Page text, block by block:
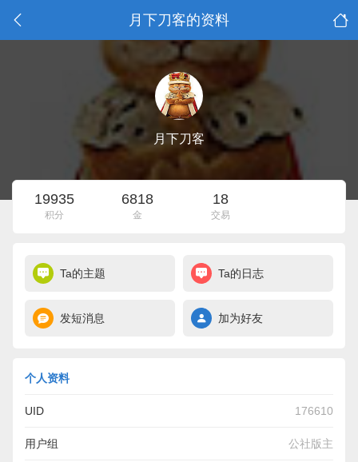
月下刀客的资料
月下刀客
19935
积分
6818
金
18
交易
Ta的主题 Ta的日志
发短消息 加为好友
个人资料
UID 176610
用户组 公社版主